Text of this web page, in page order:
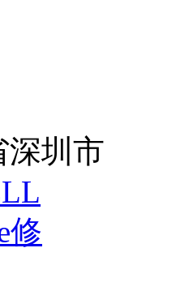
深圳市